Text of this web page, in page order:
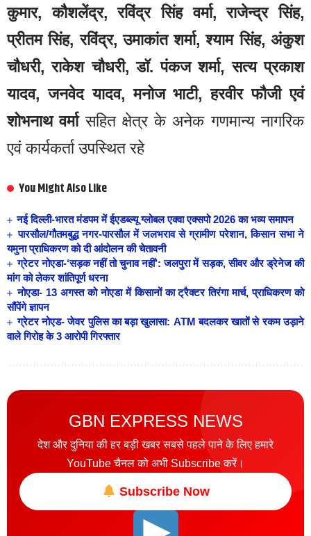
कुमार, कौशलेंद्र, रविंद्र सिंह वर्मा, राजेन्द्र सिंह,
प्रीतम सिंह, रविंद्र, उमाकांत शर्मा, श्याम सिंह, अंकुश
चौधरी, राकेश चौधरी, डॉ. पंकज शर्मा, सत्य प्रकाश
यादव, जनवेद यादव, मनोज भाटी, हरवीर फौजी एवं
शोभनाथ वर्मासहित क्षेत्र के अनेक गणमान्य नागरिक
एवं कार्यकर्ता उपस्थित रहे
You Might Also Like
नई दिल्ली-भारत मंडपम में ईएडब्ल्यू ग्लोबल एक्वा एक्सपो 2026 का भव्य समापन
पारसौल/गौतमबुद्ध नगर-पारसौल में जलभराव से ग्रामीण परेशान, किसान सभा ने
यमुना प्राधिकरण को दी आंदोलन की चेतावनी
ग्रेटर नोएडा-‘सड़क नहीं तो चुनाव नहीं’: जलपुरा में सड़क, सीवर और ड्रेनेज की
मांग को लेकर शांतिपूर्ण धरना
नोएडा- 13 अगस्त को नोएडा में किसानों का ट्रैक्टर तिरंगा मार्च, प्राधिकरण को
सौंपेंगे ज्ञापन
ग्रेटर नोएड- जेवर पुलिस का बड़ा खुलासा: ATM बदलकर खातों से रकम उड़ाने
वाले गिरोह के 3 आरोपी गिरफ्तार
GBN EXPRESS NEWS
देश और दुनिया की हर बड़ी खबर सबसे पहले पाने के लिए हमारे
YouTube चैनल को अभी Subscribe करें।
Subscribe Now